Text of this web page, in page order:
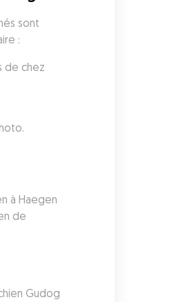
sont
:
de chez
à Haegen
de
Gudog